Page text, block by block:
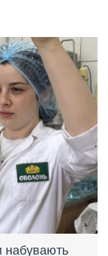
набувають